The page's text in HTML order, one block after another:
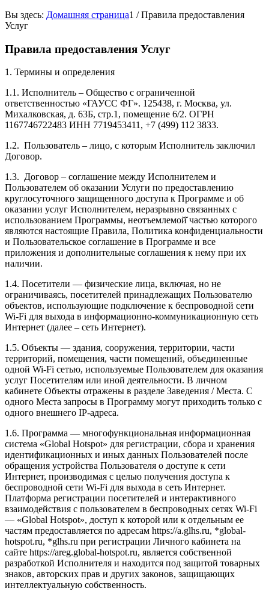
Вы здесь: Домашняя страница1 / Правила предоставления
Услуг
Правила предоставления Услуг
1. Термины и определения
1.1. Исполнитель – Общество с ограниченной
ответственностью «ГАУСС ФГ». 125438, г. Москва, ул.
Михалковская, д. 63Б, стр.1, помещение 6/2. ОГРН
1167746722483 ИНН 7719453411, +7 (499) 112 3833.
1.2. Пользователь – лицо, с которым Исполнитель заключил
Договор.
1.3. Договор – соглашение между Исполнителем и
Пользователем об оказании Услуги по предоставлению
круглосуточного защищенного доступа к Программе и об
оказании услуг Исполнителем, неразрывно связанных с
использованием Программы, неотъемлемой̆ частью которого
являются настоящие Правила, Политика конфиденциальности
и Пользовательское соглашение в Программе и все
приложения и дополнительные соглашения к нему при их
наличии.
1.4. Посетители — физические лица, включая, но не
ограничиваясь, посетителей принадлежащих Пользователю
объектов, использующие подключение к беспроводной сети
Wi-Fi для выхода в информационно-коммуникационную сеть
Интернет (далее – сеть Интернет).
1.5. Объекты — здания, сооружения, территории, части
территорий, помещения, части помещений, объединенные
одной Wi-Fi сетью, используемые Пользователем для оказания
услуг Посетителям или иной деятельности. В личном
кабинете Объекты отражены в разделе Заведения / Места. С
одного Места запросы в Программу могут приходить только с
одного внешнего IP-адреса.
1.6. Программа — многофункциональная информационная
система «Global Hotspot» для регистрации, сбора и хранения
идентификационных и иных данных Пользователей после
обращения устройства Пользователя о доступе к сети
Интернет, производимая с целью получения доступа к
беспроводной сети Wi-Fi для выхода в сеть Интернет.
Платформа регистрации посетителей и интерактивного
взаимодействия с пользователем в беспроводных сетях Wi-Fi
— «Global Hotspot», доступ к которой или к отдельным ее
частям предоставляется по адресам https://a.glhs.ru, *global-
hotspot.ru, *glhs.ru при регистрации Личного кабинета на
сайте https://areg.global-hotspot.ru, является собственной
разработкой Исполнителя и находится под защитой товарных
знаков, авторских прав и других законов, защищающих
интеллектуальную собственность.